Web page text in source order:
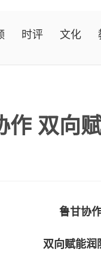
时评 文化
作 双向
鲁甘协
双向赋能润